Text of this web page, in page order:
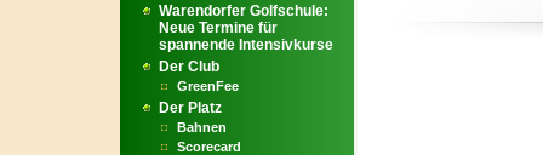
Warendorfer Golfschule:
Neue Termine für
spannende Intensivkurse
Der Club
GreenFee
Der Platz
Bahnen
Scorecard